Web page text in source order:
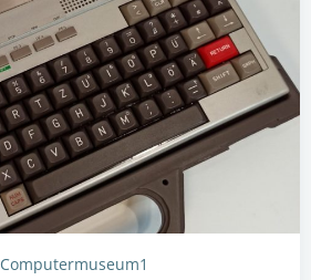
Computermuseum1